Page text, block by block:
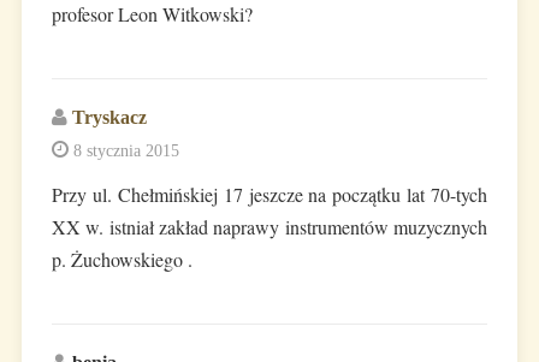
profesor Leon Witkowski?
Tryskacz
8 stycznia 2015
Przy ul. Chełmińskiej 17 jeszcze na początku lat 70-tych
XX w. istniał zakład naprawy instrumentów muzycznych
p. Żuchowskiego .